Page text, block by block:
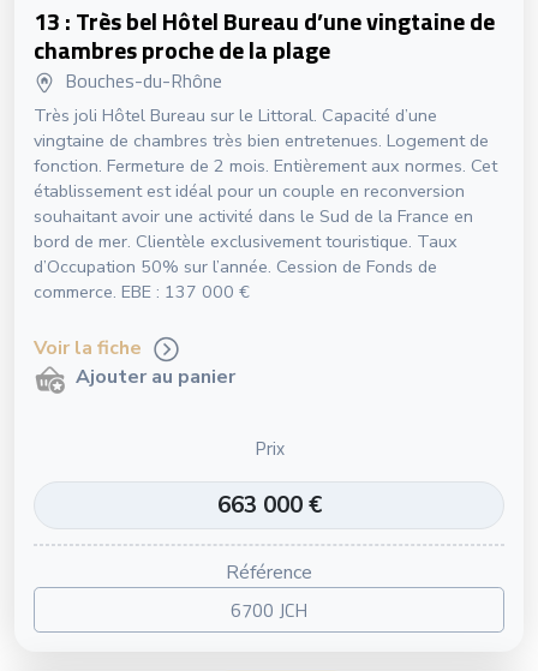
13 : Très bel Hôtel Bureau d’une vingtaine de
chambres proche de la plage
Bouches-du-Rhône
Très joli Hôtel Bureau sur le Littoral. Capacité d’une
vingtaine de chambres très bien entretenues. Logement de
fonction. Fermeture de 2 mois. Entièrement aux normes. Cet
établissement est idéal pour un couple en reconversion
souhaitant avoir une activité dans le Sud de la France en
bord de mer. Clientèle exclusivement touristique. Taux
d’Occupation 50% sur l’année. Cession de Fonds de
commerce. EBE : 137 000 €
Voir la fiche
Ajouter au panier
Prix
663 000 €
Référence
6700 JCH